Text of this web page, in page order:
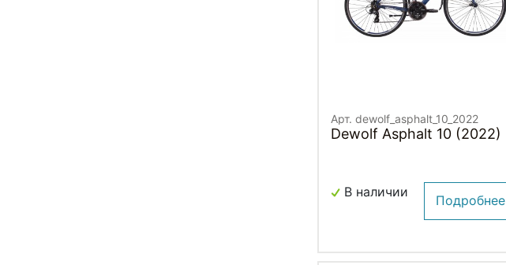
Арт. dewolf_asphalt_10_2022
Dewolf Asphalt 10 (2022)
В наличии
Подробнее